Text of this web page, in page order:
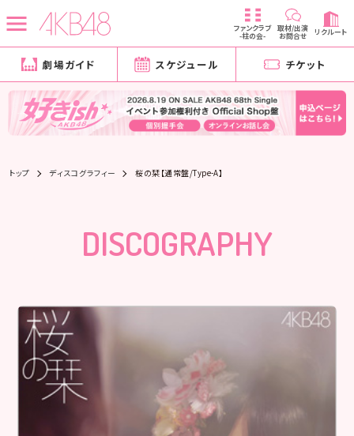
ファンクラブ
-柱の会-
取材/出演
お問合せ リクルート
劇場ガイド スケジュール チケット
トップ ディスコグラフィー 桜の栞【通常盤/Type-A】
DISCOGRAPHY